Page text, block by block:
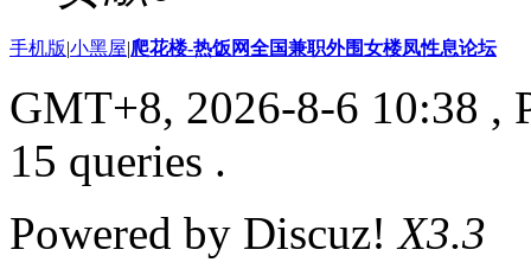
手机版|小黑屋|爬花楼-热饭网全国兼职外围女楼凤性息论坛
GMT+8, 2026-8-6 10:38 ,
15 queries .
Powered by Discuz!X3.3